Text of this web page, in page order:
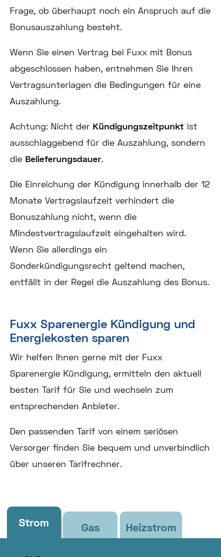
Frage, ob überhaupt noch ein Anspruch auf die
Bonusauszahlung besteht.
Wenn Sie einen Vertrag bei Fuxx mit Bonus
abgeschlossen haben, entnehmen Sie Ihren
Vertragsunterlagen die Bedingungen für eine
Auszahlung.
Achtung: Nicht der Kündigungszeitpunkt ist
ausschlaggebend für die Auszahlung, sondern
die Belieferungsdauer.
Die Einreichung der Kündigung innerhalb der 12
Monate Vertragslaufzeit verhindert die
Bonuszahlung nicht, wenn die
Mindestvertragslaufzeit eingehalten wird.
Wenn Sie allerdings ein
Sonderkündigungsrecht geltend machen,
entfällt in der Regel die Auszahlung des Bonus.
Fuxx Sparenergie Kündigung und
Energiekosten sparen
Wir helfen Ihnen gerne mit der Fuxx
Sparenergie Kündigung, ermitteln den aktuell
besten Tarif für Sie und wechseln zum
entsprechenden Anbieter.
Den passenden Tarif von einem seriösen
Versorger finden Sie bequem und unverbindlich
über unseren Tarifrechner.
Strom Gas Heizstrom